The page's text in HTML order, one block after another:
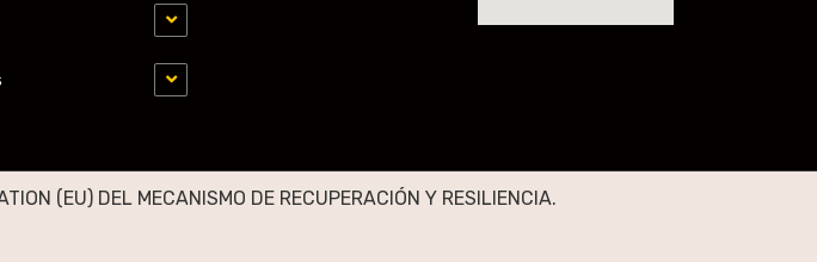
(EU) DEL MECANISMO DE RECUPERACIÓN Y RESILIENCIA.